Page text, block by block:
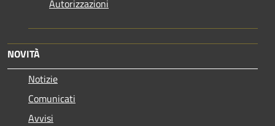
Autorizzazioni
NOVITÀ
Notizie
Comunicati
Avvisi